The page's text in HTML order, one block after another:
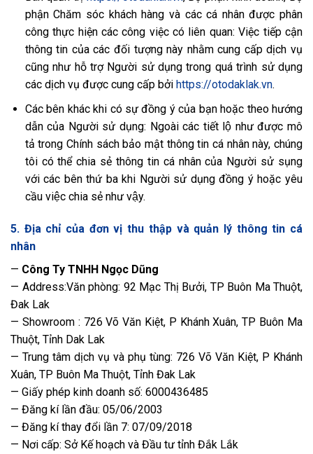
phận Chăm sóc khách hàng và các cá nhân được phân
công thực hiện các công việc có liên quan: Việc tiếp cận
thông tin của các đối tượng này nhằm cung cấp dịch vụ
cũng như hỗ trợ Người sử dụng trong quá trình sử dụng
các dịch vụ được cung cấp bởi https://otodaklak.vn.
Các bên khác khi có sự đồng ý của bạn hoặc theo hướng
dẫn của Người sử dụng: Ngoài các tiết lộ như được mô
tả trong Chính sách bảo mật thông tin cá nhân này, chúng
tôi có thể chia sẻ thông tin cá nhân của Người sử sụng
với các bên thứ ba khi Người sử dụng đồng ý hoặc yêu
cầu việc chia sẻ như vậy.
5. Địa chỉ của đơn vị thu thập và quản lý thông tin cá
nhân
— Công Ty TNHH Ngọc Dũng
— Address:Văn phòng: 92 Mạc Thị Bưởi, TP Buôn Ma Thuột,
Đak Lak
— Showroom : 726 Võ Văn Kiệt, P Khánh Xuân, TP Buôn Ma
Thuột, Tỉnh Dak Lak
— Trung tâm dịch vụ và phụ tùng: 726 Võ Văn Kiệt, P Khánh
Xuân, TP Buôn Ma Thuột, Tỉnh Đak Lak
— Giấy phép kinh doanh số: 6000436485
— Đăng kí lần đầu: 05/06/2003
— Đăng kí thay đổi lần 7: 07/09/2018
— Nơi cấp: Sở Kế hoạch và Đầu tư tỉnh Đắk Lắk